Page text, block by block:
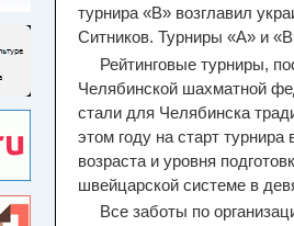
турнира «В» возглавил
Ситников. Турниры «А» и
Рейтинговые турниры,
Челябинской шахматной
стали для Челябинска
этом году на старт
возраста и уровня
швейцарской системе в
Все заботы по